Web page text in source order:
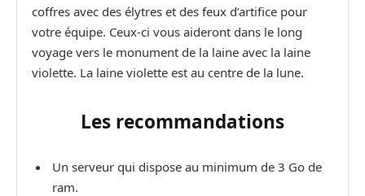
coffres avec des élytres et des feux d’artifice pour
votre équipe. Ceux-ci vous aideront dans le long
voyage vers le monument de la laine avec la laine
violette. La laine violette est au centre de la lune.
Les recommandations
Un serveur qui dispose au minimum de 3 Go de
ram.